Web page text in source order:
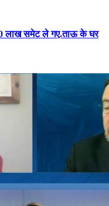
लाख समेट ले गए.ताऊ के घर